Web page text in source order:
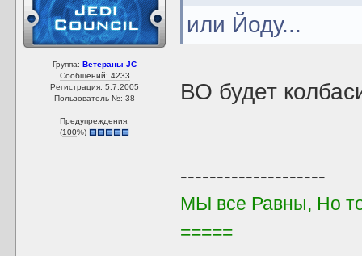
Группа:Ветераны JC
Сообщений: 4233
Регистрация: 5.7.2005
Пользователь №: 38
Предупреждения:
(100%)
или Йоду...
ВО будет
--------------------
МЫ все Равны, Но
=====